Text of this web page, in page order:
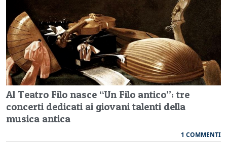
Al Teatro Filo nasce “Un Filo antico”: tre
concerti dedicati ai giovani talenti della
musica antica
1 COMMENTI